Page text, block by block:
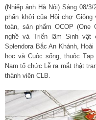
(Nhiếp ảnh Hà Nội) Sáng 08/
phấn khởi của Hội chợ Giống
toàn, sản phẩm OCOP (One
nghề và Triển lãm Sinh
Splendora Bắc An Khánh,
học và Cuộc sống, thuộc
Nam tổ chức Lễ ra mắt thật
thành viên CLB.